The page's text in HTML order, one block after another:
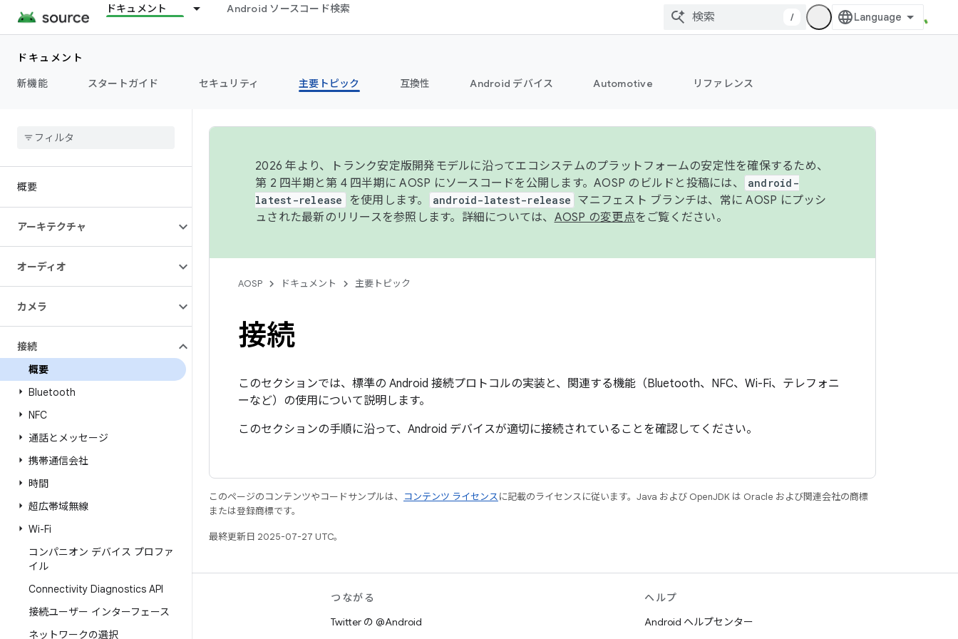
ドキュメント Android ソースコード検索
/
ドキュメント
新機能
スタートガイド セキュリティ 主要トピック 互換性 Android デバイス Automotive リファレンス
概要
アーキテクチャ
オーディオ
カメラ
接続
概要
Bluetooth
NFC
通話とメッセージ
携帯通信会社
時間
超広帯域無線
Wi-Fi
コンパニオン デバイス プロファ
イル
Connectivity Diagnostics API
接続ユーザー インターフェース
ネットワークの選択
2026 年より、トランク安定版開発モデルに沿ってエコシステムのプラットフォームの安定性を確保するため、
第 2 四半期と第 4 四半期に AOSP にソースコードを公開します。AOSP のビルドと投稿には、
android-
latest-release
を使用します。 android-latest-release マニフェスト ブランチは、常に AOSP にプッシ
ュされた最新のリリースを参照します。詳細については、 AOSP の変更点をご覧ください。
AOSP ドキュメント 主要トピック
接続
このセクションでは、標準の Android 接続プロトコルの実装と、関連する機能（Bluetooth、NFC、Wi-Fi、テレフォニ
ーなど）の使用について説明します。
このセクションの手順に沿って、Android デバイスが適切に接続されていることを確認してください。
このページのコンテンツやコードサンプルは、 コンテンツ ライセンスに記載のライセンスに従います。Java および OpenJDK は Oracle および関連会社の商標
または登録商標です。
最終更新日 2025-07-27 UTC。
つながる
Twitter の @Android
ヘルプ
Android ヘルプセンター